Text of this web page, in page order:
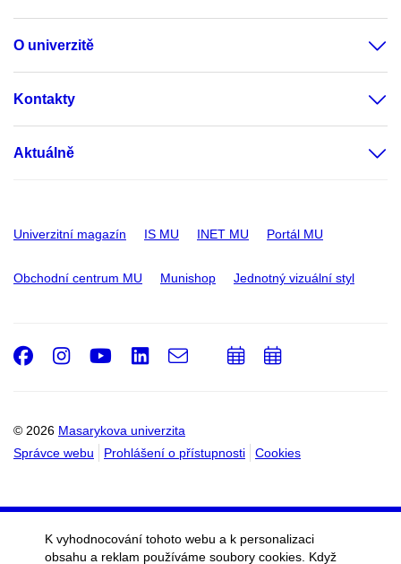
O univerzitě
Kontakty
Aktuálně
Univerzitní magazín IS MU INET MU Portál MU
Obchodní centrum MU Munishop Jednotný vizuální styl
© 2026 Masarykova univerzita
Správce webu
Prohlášení o přístupnosti Cookies
Facebook
Instagram
Youtube
LinkedIn
e-
PřidatPřidat
K vyhodnocování tohoto webu a k personalizaci
obsahu a reklam používáme soubory cookies. Když